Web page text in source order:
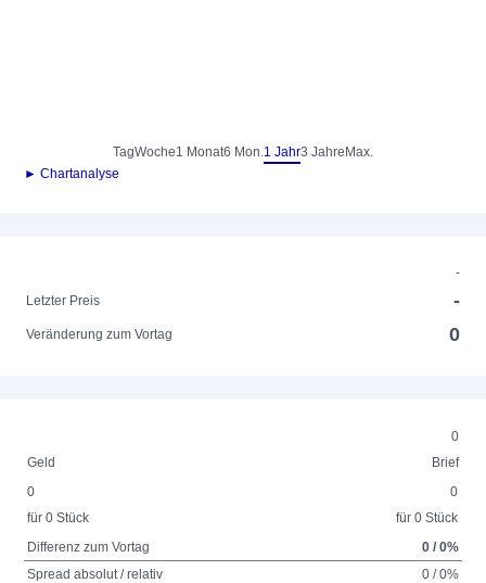
TagWoche1 Monat6 Mon.1 Jahr3 Jahre Max.
► Chartanalyse
-
Letzter Preis
-
Veränderung zum Vortag 0
0
Geld
Brief
0
für 0 Stück
0
für 0 Stück
Differenz zum Vortag
0 / 0%
Spread absolut / relativ
0 / 0%